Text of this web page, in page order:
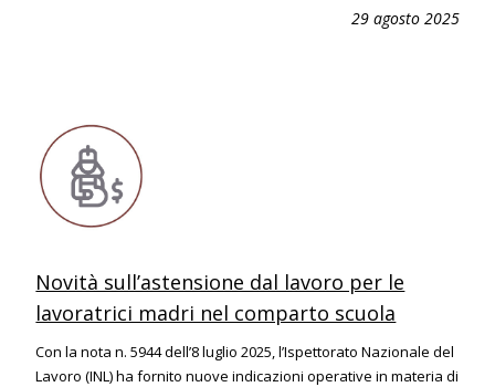
29 agosto 2025
Novità sull’astensione dal lavoro per le
lavoratrici madri nel comparto scuola
Con la nota n. 5944 dell’8 luglio 2025, l’Ispettorato Nazionale del
Lavoro (INL) ha fornito nuove indicazioni operative in materia di